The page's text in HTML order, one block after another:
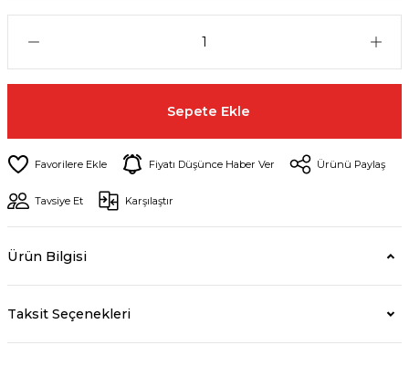
Sepete Ekle
Fiyatı Düşünce Haber Ver Ürünü Paylaş
Tavsiye Et Karşılaştır
Ürün Bilgisi
Taksit Seçenekleri